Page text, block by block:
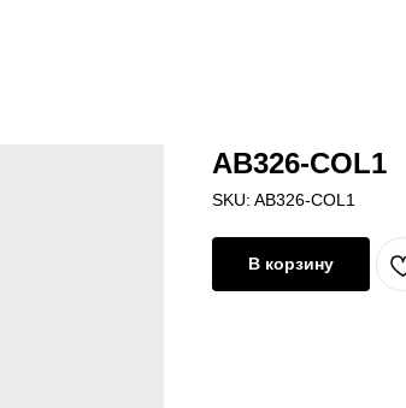
AB326-COL1
SKU: AB326-COL1
В корзину